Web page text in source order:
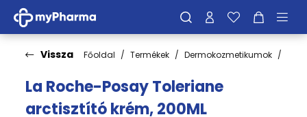
Vissza Főoldal Termékek Dermokozmetikumok
La Roche-Posay Toleriane
arctisztító krém, 200ML